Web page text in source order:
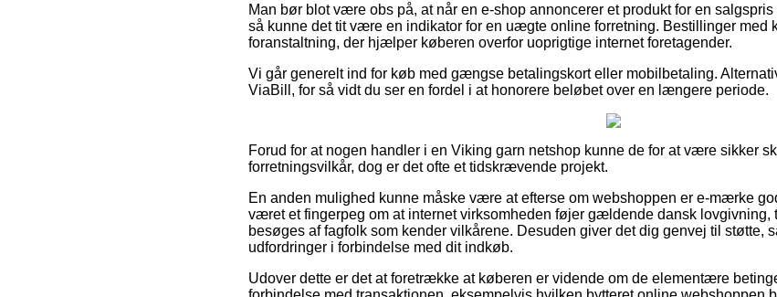
Man bør blot være obs på, at når en e-shop annoncerer et produkt for en
så kunne det tit være en indikator for en uægte online forretning. Bestillinger med
foranstaltning, der hjælper køberen overfor uoprigtige internet foretagender.
Vi går generelt ind for køb med gængse betalingskort eller mobilbetaling.
ViaBill, for så vidt du ser en fordel i at honorere beløbet over en længere periode.
Forud for at nogen handler i en Viking garn netshop kunne de for at være sikker
forretningsvilkår, dog er det ofte et tidskrævende projekt.
En anden mulighed kunne måske være at efterse om webshoppen er e-mærke
været et fingerpeg om at internet virksomheden føjer gældende dansk lovgivning,
besøges af fagfolk som kender vilkårene. Desuden giver det dig genvej til støtte,
udfordringer i forbindelse med dit indkøb.
Udover dette er det at foretrække at køberen er vidende om de elementære